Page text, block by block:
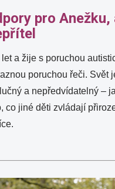
pro
a žije s poruchou
poruchou řeči. Svět
a nepředvídatelný –
co jiné děti zvládají